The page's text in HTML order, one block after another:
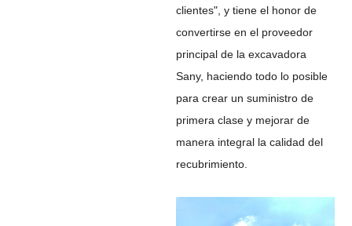
clientes", y tiene el honor de
convertirse en el proveedor
principal de la excavadora
Sany, haciendo todo lo posible
para crear un suministro de
primera clase y mejorar de
manera integral la calidad del
recubrimiento.